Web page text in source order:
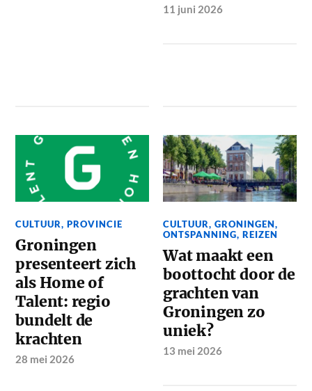
11 juni 2026
CULTUUR,PROVINCIE
Groningen
presenteert zich
als Home of
Talent: regio
bundelt de
krachten
28 mei 2026
CULTUUR,GRONINGEN,
ONTSPANNING,REIZEN
Wat maakt een
boottocht door de
grachten van
Groningen zo
uniek?
13 mei 2026